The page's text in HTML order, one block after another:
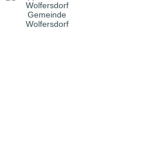
Gemeinde
Wolfersdorf